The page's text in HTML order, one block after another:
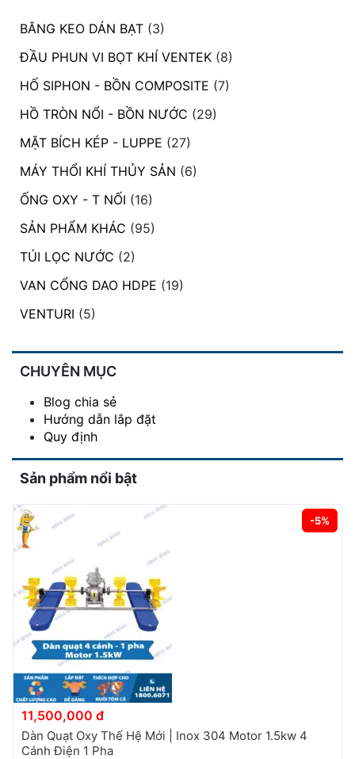
BĂNG KEO DÁN BẠT (3)
ĐẦU PHUN VI BỌT KHÍ VENTEK (8)
HỐ SIPHON - BỒN COMPOSITE (7)
HỒ TRÒN NỔI - BỒN NƯỚC (29)
MẶT BÍCH KÉP - LUPPE (27)
MÁY THỔI KHÍ THỦY SẢN (6)
ỐNG OXY - T NỐI (16)
SẢN PHẨM KHÁC (95)
TÚI LỌC NƯỚC (2)
VAN CỔNG DAO HDPE (19)
VENTURI (5)
CHUYÊN MỤC
Blog chia sẻ
Hướng dẫn lắp đặt
Quy định
Sản phẩm nổi bật
-5%
11,500,000 đ
Dàn Quạt Oxy Thế Hệ Mới | Inox 304 Motor 1.5kw 4
Cánh Điện 1 Pha